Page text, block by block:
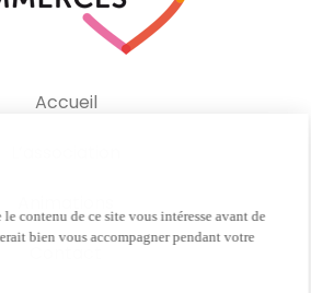
Accueil